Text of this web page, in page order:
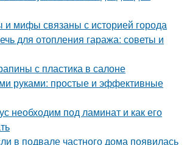
и мифы связаны с историей города
для отопления гаража: советы и
с пластика в салоне
руками: простые и эффективные
необходим под ламинат и как его
в подвале частного дома появилась